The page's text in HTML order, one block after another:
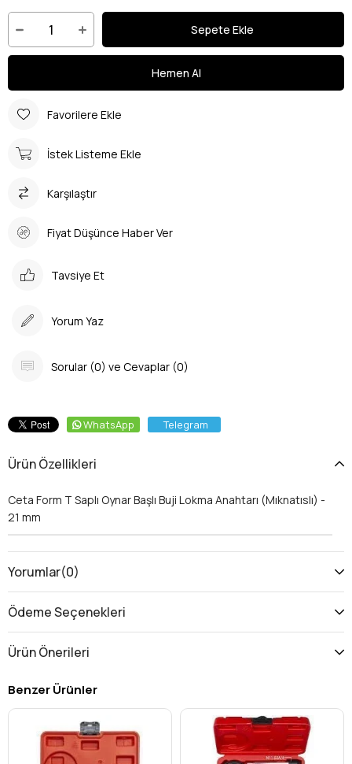
Favorilere Ekle
İstek Listeme Ekle
Karşılaştır
Fiyat Düşünce Haber Ver
Tavsiye Et
Yorum Yaz
Sorular (0) ve Cevaplar (0)
WhatsApp Telegram
Ürün Özellikleri
Ceta Form T Saplı Oynar Başlı Buji Lokma Anahtarı (Mıknatıslı) -
21 mm
Yorumlar(0)
Ödeme Seçenekleri
Ürün Önerileri
Benzer Ürünler